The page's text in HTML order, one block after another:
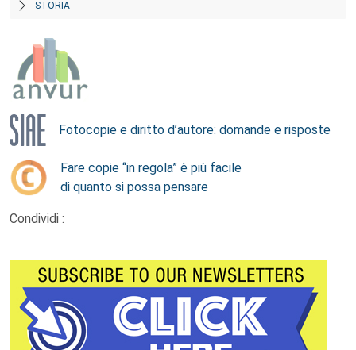
STORIA
Fotocopie e diritto d’autore: domande e risposte
Fare copie “in regola” è più facile
di quanto si possa pensare
Condividi :